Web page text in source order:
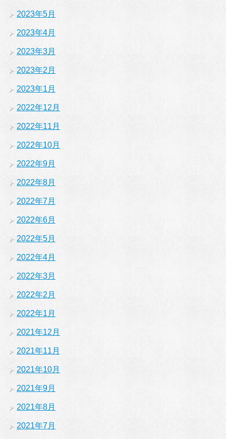
2023年5月
2023年4月
2023年3月
2023年2月
2023年1月
2022年12月
2022年11月
2022年10月
2022年9月
2022年8月
2022年7月
2022年6月
2022年5月
2022年4月
2022年3月
2022年2月
2022年1月
2021年12月
2021年11月
2021年10月
2021年9月
2021年8月
2021年7月